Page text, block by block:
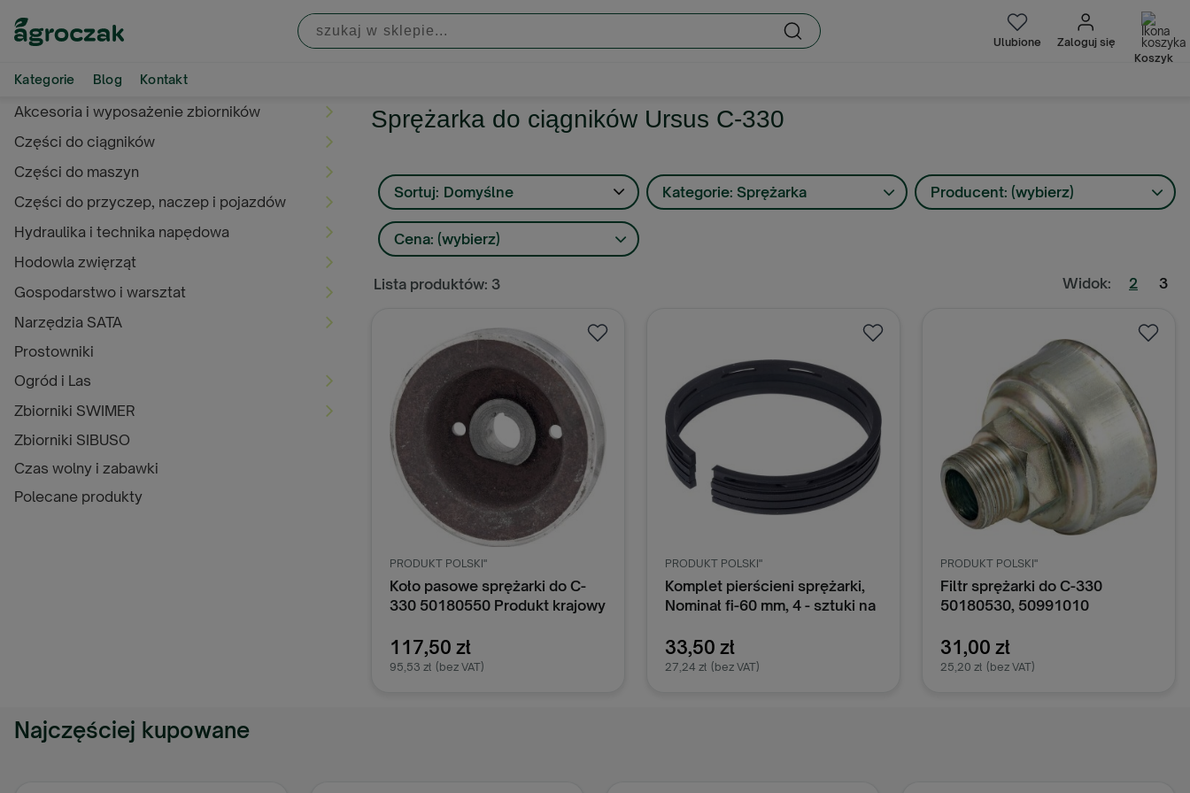
Ulubione
Zaloguj się
Koszyk
Kategorie Blog Kontakt
Sprężarka do ciągników Ursus C-330
Akcesoria i wyposażenie zbiorników
Części do ciągników
Części do maszyn
Części do przyczep, naczep i pojazdów
Hydraulika i technika napędowa
Hodowla zwięrząt
Gospodarstwo i warsztat
Narzędzia SATA
Prostowniki
Ogród i Las
Zbiorniki SWIMER
Zbiorniki SIBUSO
Czas wolny i zabawki
Polecane produkty
Sortuj: Domyślne Kategorie: Sprężarka Producent: (wybierz)
Cena: (wybierz)
Lista produktów: 3 Widok: 2 3
PRODUKT POLSKI"
Koło pasowe sprężarki do C-
330 50180550 Produkt krajowy
117,50 zł
95,53 zł (bez VAT)
PRODUKT POLSKI"
Komplet pierścieni sprężarki,
Nominał fi-60 mm, 4 - sztuki na
330, C-335; 50995002, K1-
1334-00
33,50 zł
27,24 zł (bez VAT)
PRODUKT POLSKI"
Filtr sprężarki do C-330
50180530, 50991010
31,00 zł
25,20 zł (bez VAT)
Najczęściej kupowane